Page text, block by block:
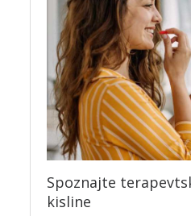
Spoznajte
kisline